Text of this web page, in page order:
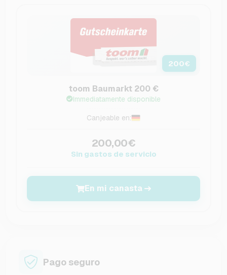
200€
toom Baumarkt 200 €
Immediatamente disponible
Canjeable en:
200,00€
Sin gastos de servicio
En mi canasta
Pago seguro